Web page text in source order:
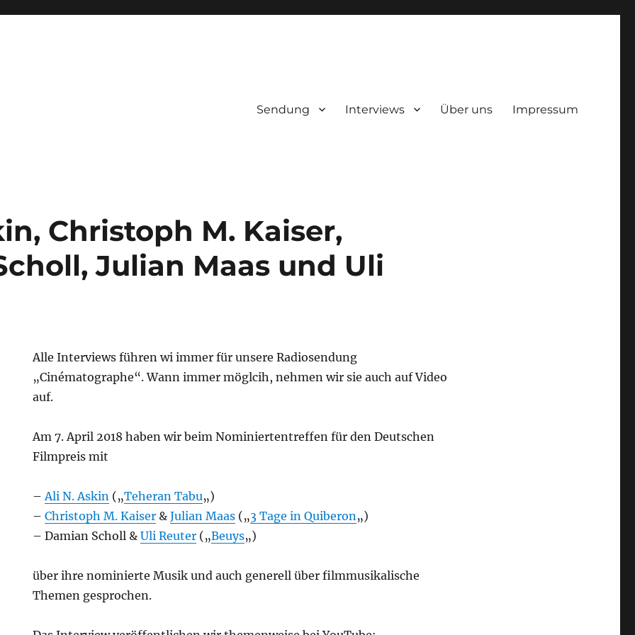
Sendung Interviews Über uns Impressum
Christoph M. Kaiser,
Julian Maas und Uli
Alle Interviews führen wi immer für unsere Radiosendung
„Cinématographe“. Wann immer möglcih, nehmen wir sie auch auf Video
auf.
Am 7. April 2018 haben wir beim Nominiertentreffen für den Deutschen
Filmpreis mit
–Ali N. Askin („Teheran Tabu„)
–Christoph M. Kaiser &Julian Maas („3 Tage in Quiberon„)
– Damian Scholl &Uli Reuter („Beuys„)
über ihre nominierte Musik und auch generell über filmmusikalische
Themen gesprochen.